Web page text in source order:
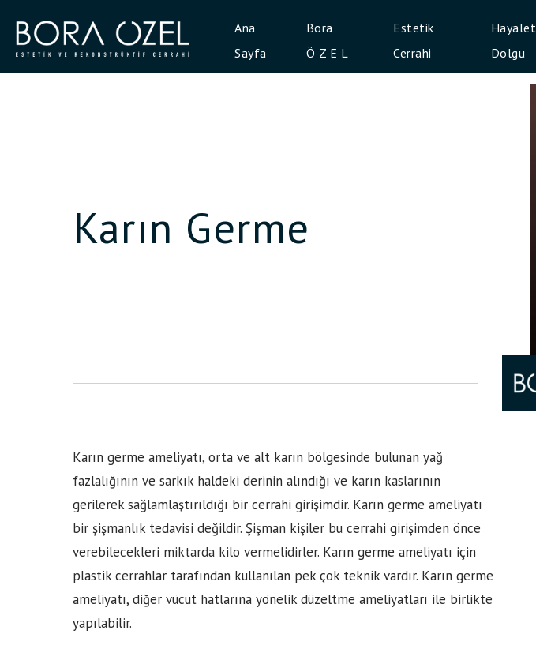
Ana
Sayfa
Bora
Ö Z E L
Estetik
Cerrahi
Hayalet
Dolgu
Karın Germe
Karın germe ameliyatı, orta ve alt karın bölgesinde bulunan yağ
fazlalığının ve sarkık haldeki derinin alındığı ve karın kaslarının
gerilerek sağlamlaştırıldığı bir cerrahi girişimdir. Karın germe ameliyatı
bir şişmanlık tedavisi değildir. Şişman kişiler bu cerrahi girişimden önce
verebilecekleri miktarda kilo vermelidirler. Karın germe ameliyatı için
plastik cerrahlar tarafından kullanılan pek çok teknik vardır. Karın germe
ameliyatı, diğer vücut hatlarına yönelik düzeltme ameliyatları ile birlikte
yapılabilir.